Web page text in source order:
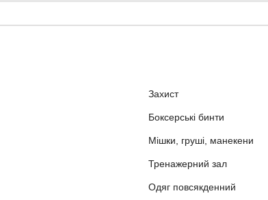
Захист
Боксерські бинти
Мішки, груші, манекени
Тренажерний зал
Одяг повсякденний